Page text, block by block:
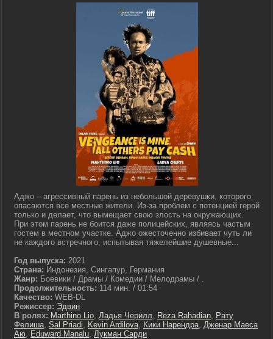
Аджо – агрессивный парень из небольшой деревушки, которого
опасаются все местные жители. Из-за проблем с потенцией герой
только и делает, что вымещает свою злость на окружающих.
При этом парень не боится даже полицейских, являясь частым
гостем в местном участке. Аджо ожесточенно избивает чуть ли
не каждого встречного, испытывая тяжелейшие душевные...
Год выпуска: 2021
Страна: Индонезия, Сингапур, Германия
Жанр: Боевики / Драмы / Комедии / Мелодрамы / .
Продолжительность: 114 мин. / 01:54
Качество: WEB-DL
Режиссер: Эдвин
В ролях: Marthino Lio, Ладья Черилл, Reza Rahadian, Рату
Фелиша, Sal Priadi, Kevin Ardilova, Кики Нарендра, Дженар Маеса
Аю, Eduward Manalu, Лукман Сарди